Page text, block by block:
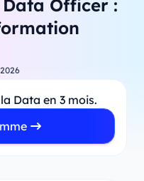
Officer :
Data en 3 mois.